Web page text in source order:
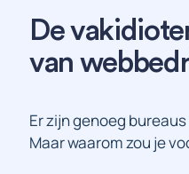
De
van
Er zijn genoeg
Maar waarom zou je